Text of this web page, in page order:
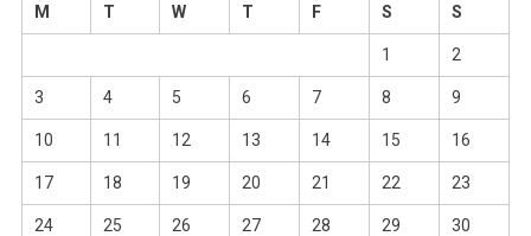
M
T W T F S S
1 2
3 4 5 6 7 8 9
10 11 12 13 14 15 16
17 18 19 20 21 22 23
24 25 26 27 28 29 30